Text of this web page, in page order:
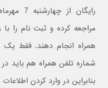
مراجعه کرده و ثبت نام را
همراه انجام دهند. فقط یک
شماره تلفن همراه هم باید
بنابراین در وارد کردن